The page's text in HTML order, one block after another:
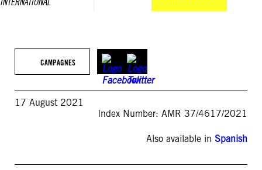
CAMPAGNES
17 August 2021
Index Number: AMR 37/4617/2021
Also available in Spanish